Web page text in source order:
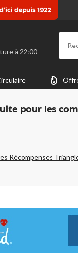
⋅ Fermeture à 22:00
pour les
Récompenses